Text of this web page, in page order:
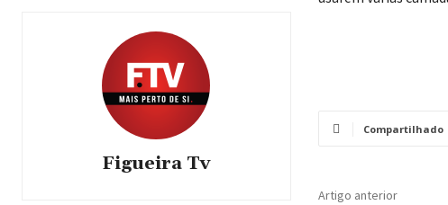
Figueira Tv
Compartilhado
Artigo anterior